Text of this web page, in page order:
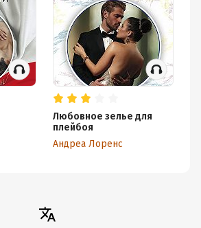
Любовное зелье для
плейбоя
Андреа Лоренс